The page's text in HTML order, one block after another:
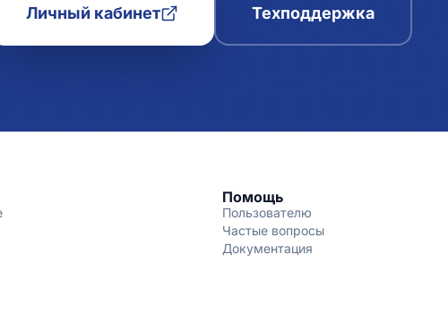
Личный кабинет Техподдержка
Помощь
Пользователю
Частые вопросы
Документация